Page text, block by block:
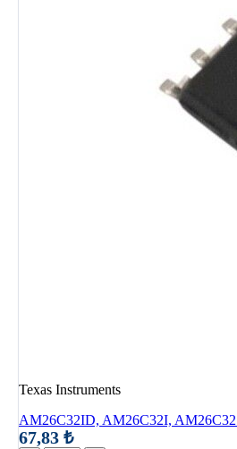
Texas Instruments
AM26C32ID, AM26C32I, AM26C32
67,83 ₺